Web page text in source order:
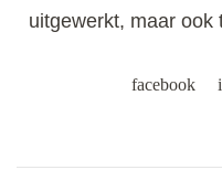
uitgewerkt, maar ook
facebook
Navigation